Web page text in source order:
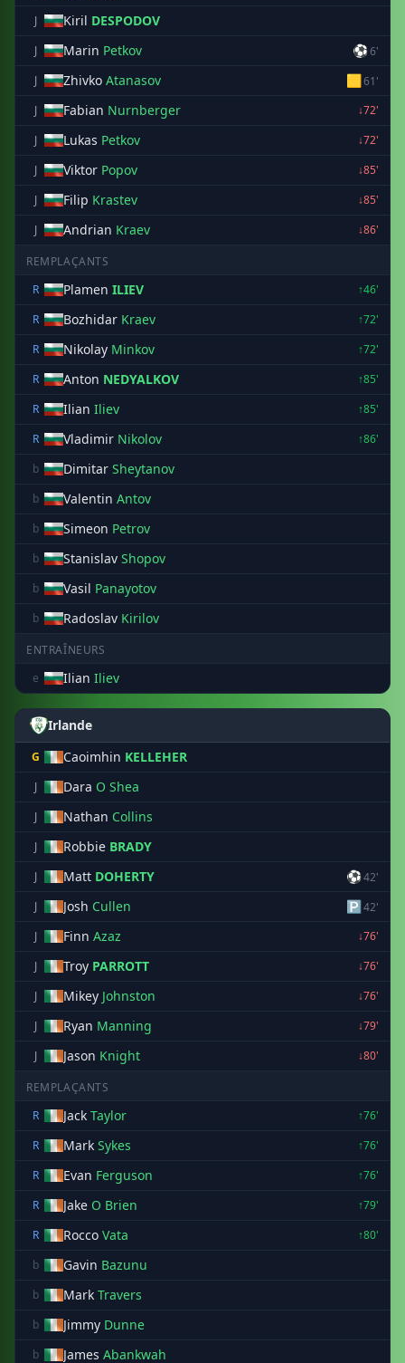
J Kiril DESPODOV
J Marin Petkov ⚽6'
J
Zhivko Atanasov 🟨61'
J
Fabian Nurnberger
↓72'
J
Lukas Petkov
↓72'
J
Viktor Popov
↓85'
J
Filip Krastev
↓85'
J
Andrian Kraev ↓86'
REMPLAÇANTS
R
Plamen ILIEV
↑46'
R
Bozhidar Kraev
↑72'
R
Nikolay Minkov
↑72'
R
Anton NEDYALKOV
↑85'
R
Ilian Iliev
↑85'
R
Vladimir Nikolov
↑86'
b
Dimitar Sheytanov
b Valentin Antov
b Simeon Petrov
b Stanislav Shopov
b Vasil Panayotov
b Radoslav Kirilov
ENTRAÎNEURS
e
Ilian Iliev
Irlande
G Caoimhin KELLEHER
J Dara O Shea
J Nathan Collins
J Robbie BRADY
J Matt DOHERTY ⚽42'
J
Josh Cullen 🅿42'
J
Finn Azaz
↓76'
J
Troy PARROTT
↓76'
J
Mikey Johnston
↓76'
J
Ryan Manning
↓79'
J
Jason Knight ↓80'
REMPLAÇANTS
R
Jack Taylor
↑76'
R
Mark Sykes
↑76'
R
Evan Ferguson
↑76'
R
Jake O Brien
↑79'
R
Rocco Vata
↑80'
b
Gavin Bazunu
b Mark Travers
b Jimmy Dunne
b James Abankwah